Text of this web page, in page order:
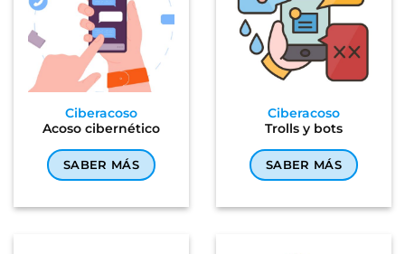
Ciberacoso
Acoso cibernético
SABER MÁS
Ciberacoso
Trolls y bots
SABER MÁS